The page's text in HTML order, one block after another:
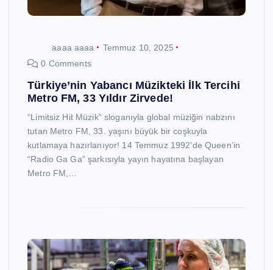
aaaa aaaa
Temmuz 10, 2025
0 Comments
Türkiye’nin Yabancı Müzikteki İlk Tercihi
Metro FM, 33 Yıldır Zirvede!
“Limitsiz Hit Müzik” sloganıyla global müziğin nabzını
tutan Metro FM, 33. yaşını büyük bir coşkuyla
kutlamaya hazırlanıyor! 14 Temmuz 1992’de Queen’in
“Radio Ga Ga” şarkısıyla yayın hayatına başlayan
Metro FM,…